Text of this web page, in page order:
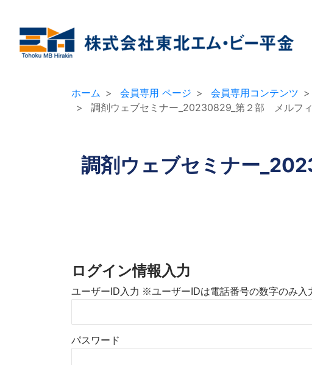
ホーム 会員専用 ページ 会員専用コンテンツ
調剤ウェブセミナー_20230829_第２部 メルフ
調剤ウェブセミナー
ログイン情報入力
ユーザーID入力 ※ユーザーIDは電話番号の数字のみ入
パスワード